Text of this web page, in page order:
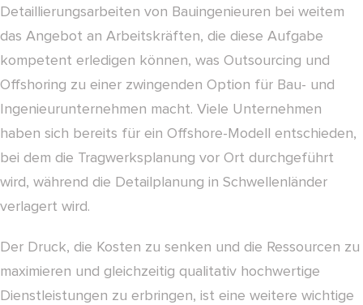
Detaillierungsarbeiten von Bauingenieuren bei weitem
das Angebot an Arbeitskräften, die diese Aufgabe
kompetent erledigen können, was Outsourcing und
Offshoring zu einer zwingenden Option für Bau- und
Ingenieurunternehmen macht. Viele Unternehmen
haben sich bereits für ein Offshore-Modell entschieden,
bei dem die Tragwerksplanung vor Ort durchgeführt
wird, während die Detailplanung in Schwellenländer
verlagert wird.
Der Druck, die Kosten zu senken und die Ressourcen zu
maximieren und gleichzeitig qualitativ hochwertige
Dienstleistungen zu erbringen, ist eine weitere wichtige